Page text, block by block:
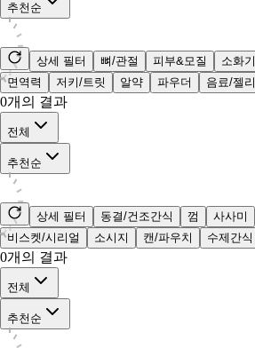
추천순
상세 필터 뼈/관절 피부&모질 소화기
면역력
저키/트릿 알약 파우더 음료/젤리
0개의 결과
전체
추천순
상세 필터 동결/건조간식 껌 사사미
비스켓/시리얼
소시지 캔/파우치 수제간식
0개의 결과
전체
추천순